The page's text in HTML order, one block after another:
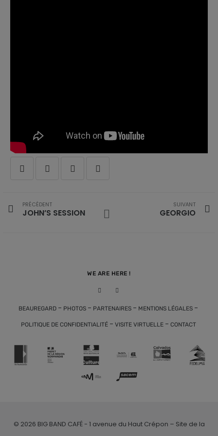
PRÉCÉDENT
JOHN’S SESSION
SUIVANT
GEORGIO
WE ARE HERE !
BEAUREGARD - PHOTOS - PARTENAIRES - MENTIONS LÉGALES -
POLITIQUE DE CONFIDENTIALITÉ - VISITE VIRTUELLE - CONTACT
© 2026 BIG BAND CAFÉ - 1 avenue du Haut Crépon – Site de la